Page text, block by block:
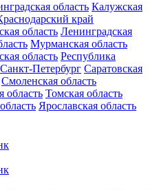
область Калужская
край
область Ленинградская
Мурманская область
область Республика
Санкт-Петербург Саратовская
Смоленская область
область Томская область
Ярославская область